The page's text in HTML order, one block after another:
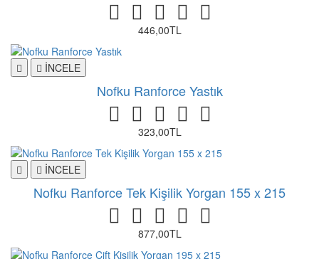
446,00TL
İNCELE
Nofku Ranforce Yastık
323,00TL
İNCELE
Nofku Ranforce Tek Kişilik Yorgan 155 x 215
877,00TL